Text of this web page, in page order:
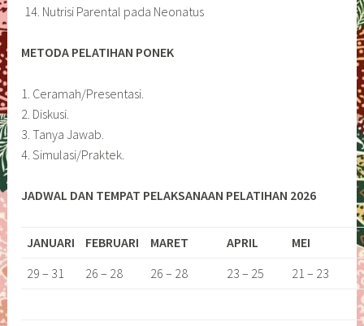
Nutrisi Parental pada Neonatus
METODA PELATIHAN PONEK
1. Ceramah/Presentasi.
2. Diskusi.
3. Tanya Jawab.
4. Simulasi/Praktek.
JADWAL DAN TEMPAT PELAKSANAAN PELATIHAN 2026
JANUARI FEBRUARI MARET APRIL MEI
29 – 31
26 – 28 26 – 28 23 – 25 21 – 23